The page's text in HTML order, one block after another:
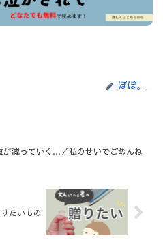
ぽぽ。
が減っていく…／私のせいでごめんね
たいもの